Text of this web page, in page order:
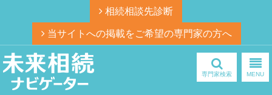
相続相談先診断
当サイトへの掲載をご希望の専門家の方へ
専門家検索 MENU